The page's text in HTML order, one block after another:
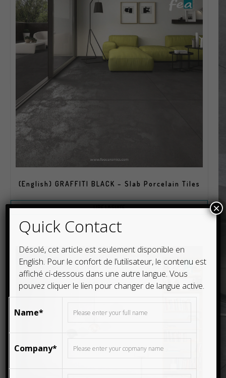
(English) GRAFFITI BLACK – Slab Porcelain Tiles
LIRE LA SUITE
Quick Contact
Désolé, cet article est seulement disponible en
English. Pour le confort de l’utilisateur, le contenu est
affiché ci-dessous dans une autre langue. Vous
pouvez cliquer le lien pour changer de langue active.
Name*
Company*
×